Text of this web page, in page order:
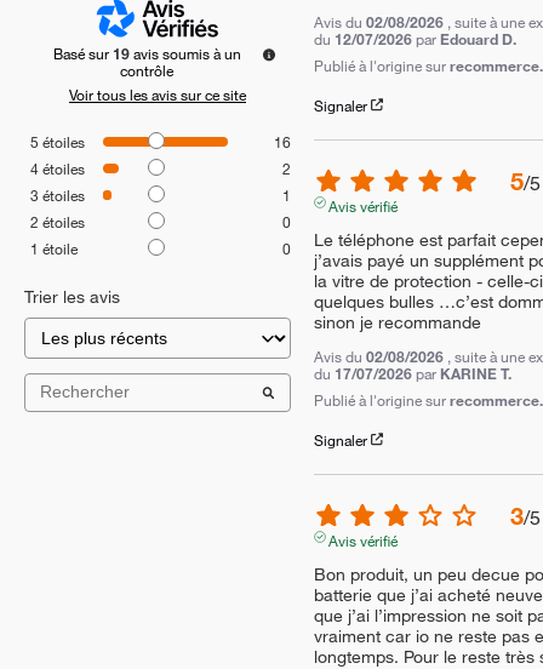
Basé sur 19 avis soumis à un
contrôle
Voir tous les avis sur ce site
5 étoiles
16
4étoiles
2
3 étoiles
1
2 étoiles
0
1 étoile 0
Trier les avis
Avis du 02/08/2026 , suite à une
du 12/07/2026 par Edouard D.
Publié à l'origine sur
Signaler
5/5
Avis vérifié
Le téléphone est parfait
j’avais payé un supplément
la vitre de protection - celle-
quelques bulles …c’est
sinon je recommande
Avis du 02/08/2026 , suite à une
du 17/07/2026 par KARINE T.
Publié à l'origine sur
Signaler
3/5
Avis vérifié
Bon produit, un peu decue
batterie que j’ai acheté
que j’ai l’impression ne soit
vraiment car io ne reste pas
longtemps. Pour le reste très